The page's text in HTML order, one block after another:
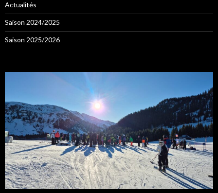
Actualités
Saison 2024/2025
Saison 2025/2026